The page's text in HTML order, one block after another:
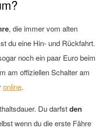
, die immer vom alten
du eine Hin- und Rückfahrt.
noch ein paar Euro beim
am offiziellen Schalter am
online.
Du darfstden
wenn du die erste Fähre